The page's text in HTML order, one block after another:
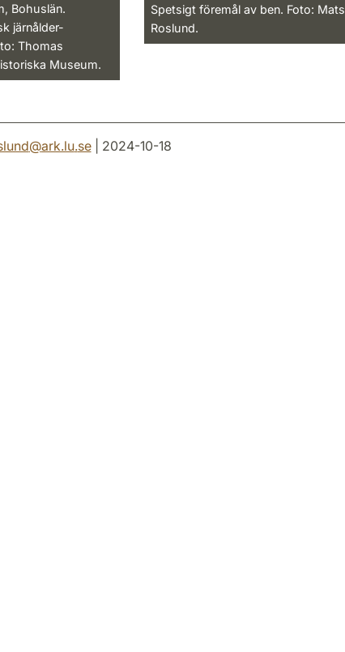
Bohuslän.
järnålder-
Thomas
Museum.
Spetsigt föremål av ben. Foto: Mats
Roslund.
@ark.lu.se| 2024-10-18